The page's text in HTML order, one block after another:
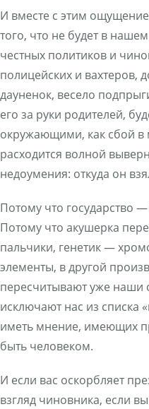
И вместе с этим
того, что не будет в
честных политиков и
полицейских и вахтеров,
дауненок, весело
его за руки родителей,
окружающими, как сбой в
расходится волной
недоумения: откуда он
Потому что государство
Потому что акушерка
пальчики, генетик —
элементы, в другой
пересчитывают уже наши
исключают нас из списка
иметь мнение, имеющих
быть человеком.
И если вас оскорбляет
взгляд чиновника, если